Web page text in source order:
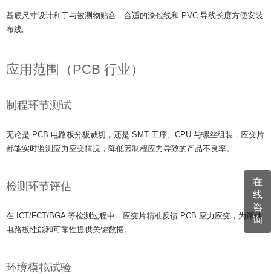
基底尺寸设计利于与被测物贴合，合适的漆包线和 PVC 导线长度方便安装
布线。
应用范围（PCB 行业）
制程环节测试
无论是 PCB 电路板分板裁切，还是 SMT 工序、CPU 与螺丝组装，应变片
都能实时监测应力应变情况，降低因制程应力导致的产品不良率。
检测环节评估
在 ICT/FCT/BGA 等检测过程中，应变片精准反馈 PCB 应力应变，为评估
电路板性能和可靠性提供关键数据。
环境模拟试验
在
线
咨
询